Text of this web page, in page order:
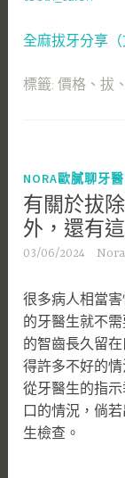
全麻拔牙分享
標籤:價格 、拔
NORA歐膩聊牙
有關於拔
外，還有
03/06/2024
很多病人相當
的牙醫生就不
的智齒長久留
得許多不好的
從牙醫生的指
口的情況，倘
生檢查。